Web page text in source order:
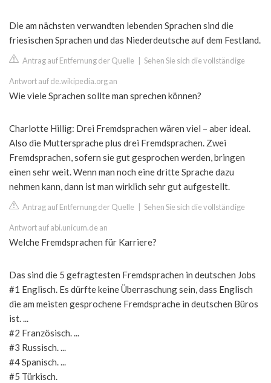
Die am nächsten verwandten lebenden Sprachen sind die
friesischen Sprachen und das Niederdeutsche auf dem Festland.
Antrag auf Entfernung der Quelle Sehen Sie sich die vollständige
Antwort auf de.wikipedia.org an
Wie viele Sprachen sollte man sprechen können?
Charlotte Hillig: Drei Fremdsprachen wären viel – aber ideal.
Also die Muttersprache plus drei Fremdsprachen. Zwei
Fremdsprachen, sofern sie gut gesprochen werden, bringen
einen sehr weit. Wenn man noch eine dritte Sprache dazu
nehmen kann, dann ist man wirklich sehr gut aufgestellt.
Antrag auf Entfernung der Quelle Sehen Sie sich die vollständige
Antwort auf abi.unicum.de an
Welche Fremdsprachen für Karriere?
Das sind die 5 gefragtesten Fremdsprachen in deutschen Jobs
#1 Englisch. Es dürfte keine Überraschung sein, dass Englisch
die am meisten gesprochene Fremdsprache in deutschen Büros
ist. ...
#2 Französisch. ...
#3 Russisch. ...
#4 Spanisch. ...
#5 Türkisch.